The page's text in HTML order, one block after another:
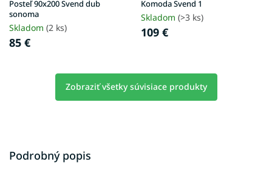
Posteľ 90x200 Svend dub
sonoma
Skladom (2 ks)
85 €
Komoda Svend 1
Skladom (>3 ks)
109 €
Zobraziť všetky súvisiace produkty
Podrobný popis